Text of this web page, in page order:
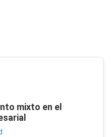
mixto en el